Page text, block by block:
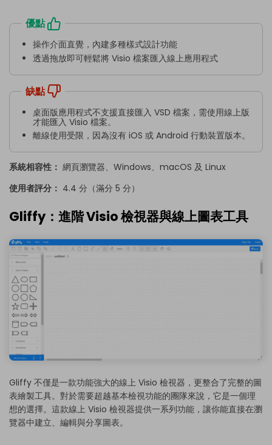
優點
操作介面直覺，內建多種樣式設計功能
透過拖放即可輕鬆將 Visio 檔案匯入線上應用程式
缺點
桌面版應用程式不支援直接匯入 VSD 檔案，需使用線上版
才能匯入 Visio 檔案。
離線使用受限，因為沒有 iOS 或 Android 行動裝置版本。
系統相容性： 網頁瀏覽器、Windows、macOS 及 Linux
使用者評分： 4.4 分（滿分 5 分）
Gliffy：進階 Visio 檢視器與線上圖表工具
Gliffy 不僅是一款功能強大的線上 Visio 檢視器，更整合了完整的圖
表繪製工具。對於需要超越基本檢視功能的團隊來說，它是一個理
想的選擇。這款線上 Visio 檢視器提供一系列功能，讓你能直接在瀏
覽器中建立、編輯與分享圖表。